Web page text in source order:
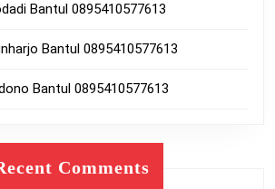
Bantul 0895410577613
Bantul 0895410577613
Bantul 0895410577613
Comments